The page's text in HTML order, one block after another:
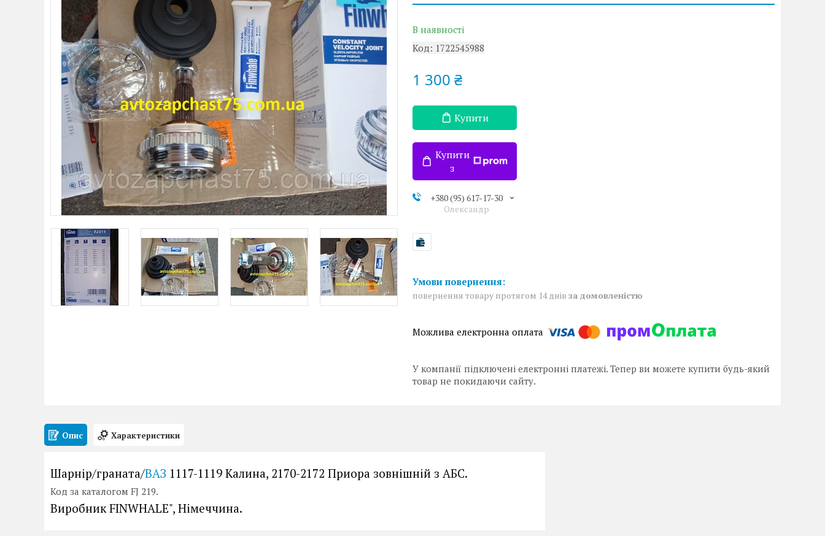
В наявності
Код: 1722545988
1 300 ₴
Купити
Купити
з
+380 (95) 617-17-30
Олександр
повернення товару протягом 14 днів за домовленістю
У компанії підключені електронні платежі. Тепер ви можете купити будь-який
товар не покидаючи сайту.
Опис Характеристики
Шарнір/граната/ВАЗ 1117-1119 Калина, 2170-2172 Приора зовнішній з АБС.
Код за каталогом FJ 219.
Виробник FINWHALE", Німеччина.